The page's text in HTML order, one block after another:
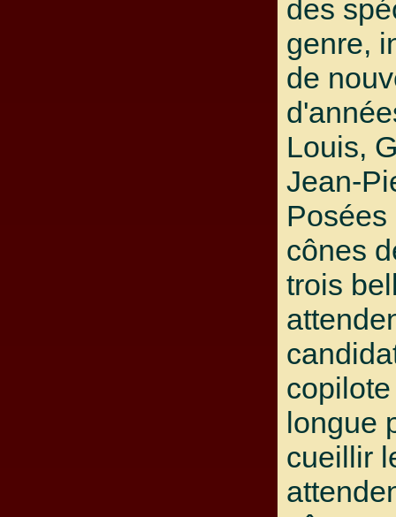
des
genre,
de
Louis,
Jean-
Posées
cônes
trois
longue
cueillir